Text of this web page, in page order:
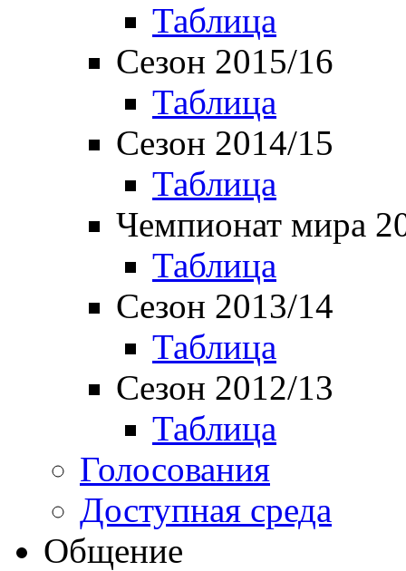
Таблица
Сезон 2015/16
Таблица
Сезон 2014/15
Таблица
Чемпионат мира
Таблица
Сезон 2013/14
Таблица
Сезон 2012/13
Таблица
Голосования
Доступная среда
Общение